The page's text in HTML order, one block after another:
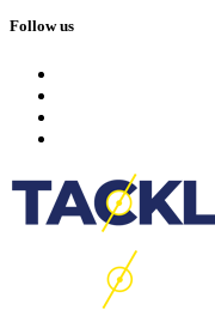
Follow us